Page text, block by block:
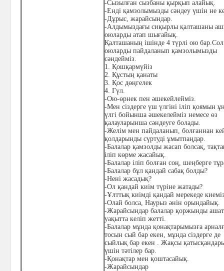
-Сызылған сызбаны қырқып алайық.
-Енді қамзолымызды сәндеу үшін не
-Дұрыс, жарайсындар.
-Алдымыздағы сиқырлы қалташаны
оюларды атап шығайық.
Қалташаның ішінде 4 түрлі ою бар.Сол
оюларды пайдаланып қамзолымызды
сәндейміз.
1. Қошқармүйіз
2. Құстың қанаты
3. Қос дөңгелек
4. Гүл.
-Ою-өрнек пен әшекейлейміз.
-Мен сіздерге үш үлгіні іліп қоямын
үлгі бойынша әшекелейміз немесе өз
қалауларынша сәндеуге болады.
-Желім мен пайдаланып, болғаннан
қолдарынды сүртуді ұмытпаңдар.
-Балалар қамзолды жасап болсақ,
іліп көрме жасайық.
-Балалар іліп болған соң, шеңберге
-Балалар бұл қандай сабақ болды?
-Нені жасадық?
-Ол қандай киім түріне жатады?
-Ұлттық киімді қандай мерекеде
-Олай болса, Наурыз әнін орындайық.
-Жарайсындар балалар қоржынды
уақытта келіп жетті.
-Балалар мұнда қонақтарымызға
тосын сый бар екен, мұнда сіздерге де
сыйлық бар екен . Жақсы
үшін тәтілер бар.
-Қонақтар мен қоштасайық.
-Жарайсындар